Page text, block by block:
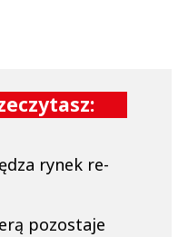
rynek re-
pozostaje